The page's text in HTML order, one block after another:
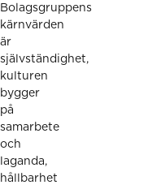
Bolagsgruppens
kärnvärden
är
självständighet,
kulturen
bygger
på
samarbete
och
laganda,
hållbarhet